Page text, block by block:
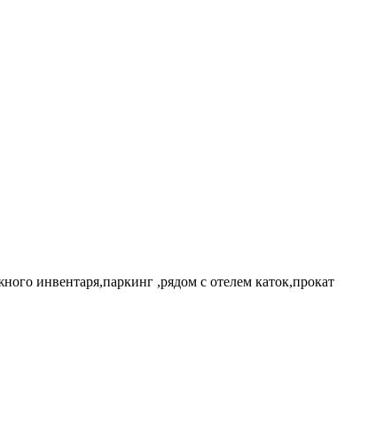
инвентаря,паркинг ,рядом с отелем каток,прокат